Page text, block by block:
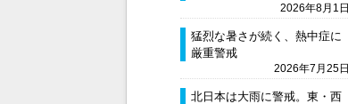
2026年8月1日
猛烈な暑さが続く、熱中症に
厳重警戒
2026年7月25日
北日本は大雨に警戒。東・西